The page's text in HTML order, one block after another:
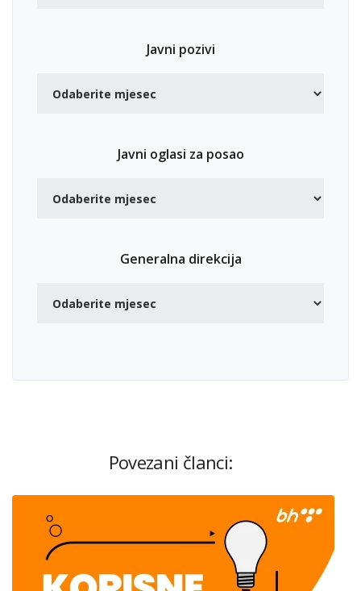
Javni pozivi
Javni oglasi za posao
Generalna direkcija
Povezani članci: